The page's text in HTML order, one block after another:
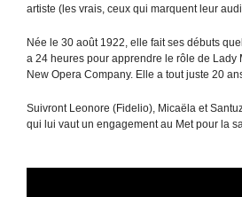
artiste (les vrais, ceux qui marquent leur
Née le 30 août 1922, elle fait ses débuts
a 24 heures pour apprendre le rôle de
New Opera Company. Elle a tout juste 20
Suivront Leonore (Fidelio), Micaëla et
qui lui vaut un engagement au Met pour la